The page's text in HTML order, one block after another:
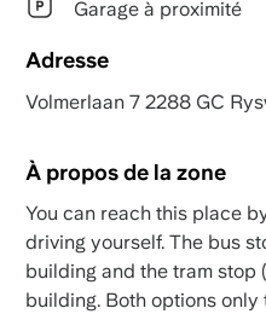
Garage à proximité
Adresse
Volmerlaan 7 2288 GC
À propos de la zone
You can reach this place
driving yourself. The bus
building and the tram stop
building. Both options only